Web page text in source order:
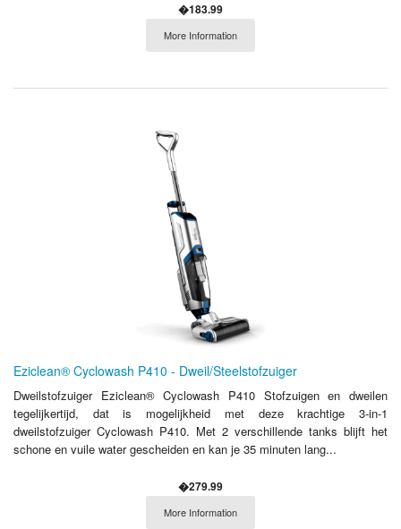
�183.99
More Information
Eziclean® Cyclowash P410 - Dweil/Steelstofzuiger
Dweilstofzuiger Eziclean® Cyclowash P410 Stofzuigen en dweilen
tegelijkertijd, dat is mogelijkheid met deze krachtige 3-in-1
dweilstofzuiger Cyclowash P410. Met 2 verschillende tanks blijft het
schone en vuile water gescheiden en kan je 35 minuten lang...
�279.99
More Information